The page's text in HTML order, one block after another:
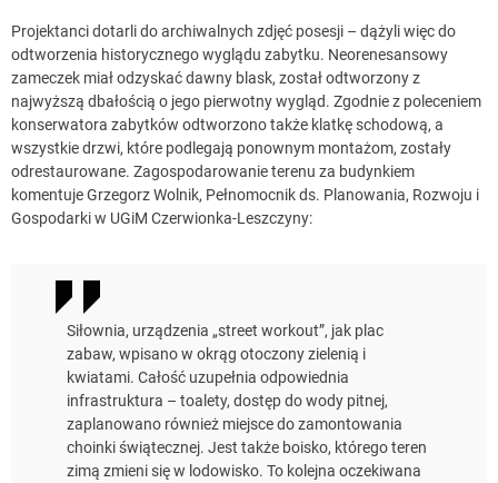
Projektanci dotarli do archiwalnych zdjęć posesji – dążyli więc do
odtworzenia historycznego wyglądu zabytku. Neorenesansowy
zameczek miał odzyskać dawny blask, został odtworzony z
najwyższą dbałością o jego pierwotny wygląd. Zgodnie z poleceniem
konserwatora zabytków odtworzono także klatkę schodową, a
wszystkie drzwi, które podlegają ponownym montażom, zostały
odrestaurowane. Zagospodarowanie terenu za budynkiem
komentuje Grzegorz Wolnik, Pełnomocnik ds. Planowania, Rozwoju i
Gospodarki w UGiM Czerwionka-Leszczyny:
Siłownia, urządzenia „street workout”, jak plac
zabaw, wpisano w okrąg otoczony zielenią i
kwiatami. Całość uzupełnia odpowiednia
infrastruktura – toalety, dostęp do wody pitnej,
zaplanowano również miejsce do zamontowania
choinki świątecznej. Jest także boisko, którego teren
zimą zmieni się w lodowisko. To kolejna oczekiwana